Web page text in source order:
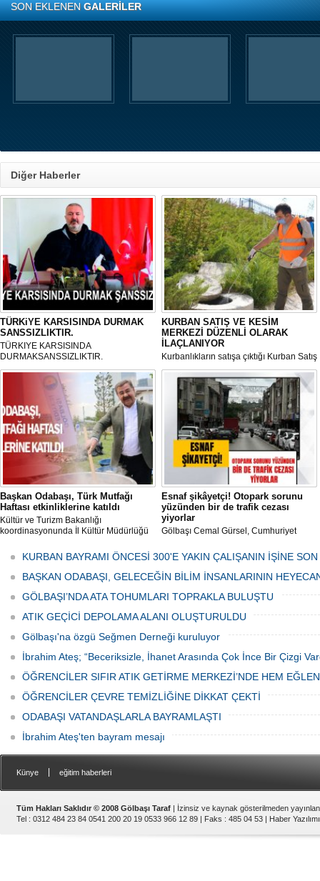
SON EKLENENGALERİLER
Diğer Haberler
TÜRKiYE KARSISINDA DURMAK
SANSSIZLIKTIR.
TÜRKIYE KARSISINDA
DURMAKSANSSIZLIKTIR.
KURBAN SATIŞ VE KESİM
MERKEZİ DÜZENLİ OLARAK
İLAÇLANIYOR
Kurbanlıkların satışa çıktığı Kurban Satış
ve Kesim Merkezi, haşere ve
mikropların önüne geçilmesi amacıyla
her gün Gölbaşı Belediyesi ekipleri
tarafından düzenli olarak ilaçlanıyor.
Başkan Odabaşı, Türk Mutfağı
Haftası etkinliklerine katıldı
Kültür ve Turizm Bakanlığı
koordinasyonunda İl Kültür Müdürlüğü
Haftası" etkinlikleri Ankara'da devam
ediyor.
Esnaf şikâyetçi! Otopark sorunu
yüzünden bir de trafik cezası
yiyorlar
Gölbaşı Cemal Gürsel, Cumhuriyet
bulunan esnaf ve alışverişe gelen
vatandaşlar park cezaları yüzünden
canından bezdi.
KURBAN BAYRAMI ÖNCESİ 300'E YAKIN ÇALIŞANIN İŞİNE
BAŞKAN ODABAŞI, GELECEĞİN BİLİM İNSANLARININ
GÖLBAŞI’NDA ATA TOHUMLARI TOPRAKLA BULUŞTU
ATIK GEÇİCİ DEPOLAMA ALANI OLUŞTURULDU
Gölbaşı'na özgü Seğmen Derneği kuruluyor
İbrahim Ateş; “Beceriksizle, İhanet Arasında Çok İnce Bir Çizgi
ÖĞRENCİLER SIFIR ATIK GETİRME MERKEZİ’NDE HEM
ÖĞRENCİLER ÇEVRE TEMİZLİĞİNE DİKKAT ÇEKTİ
ODABAŞI VATANDAŞLARLA BAYRAMLAŞTI
İbrahim Ateş'ten bayram mesajı
Künye eğitim haberleri
Tüm Hakları Saklıdır © 2008 Gölbaşı Taraf | İzinsiz ve kaynak gösterilmeden
Tel : 0312 484 23 84 0541 200 20 19 0533 966 12 89 | Faks : 485 04 53 | Haber Yazılımı